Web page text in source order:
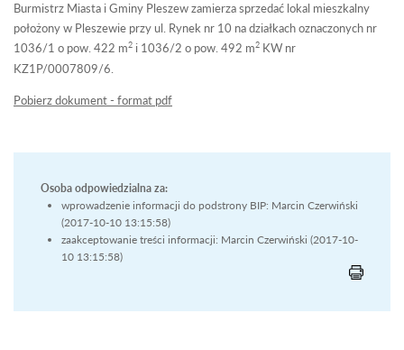
Burmistrz Miasta i Gminy Pleszew zamierza sprzedać lokal mieszkalny
położony w Pleszewie przy ul. Rynek nr 10 na działkach oznaczonych nr
1036/1 o pow. 422 m2 i 1036/2 o pow. 492 m2 KW nr
KZ1P/0007809/6.
Pobierz dokument - format pdf
Osoba odpowiedzialna za:
wprowadzenie informacji do podstrony BIP: Marcin Czerwiński
(2017-10-10 13:15:58)
zaakceptowanie treści informacji: Marcin Czerwiński (2017-10-
10 13:15:58)